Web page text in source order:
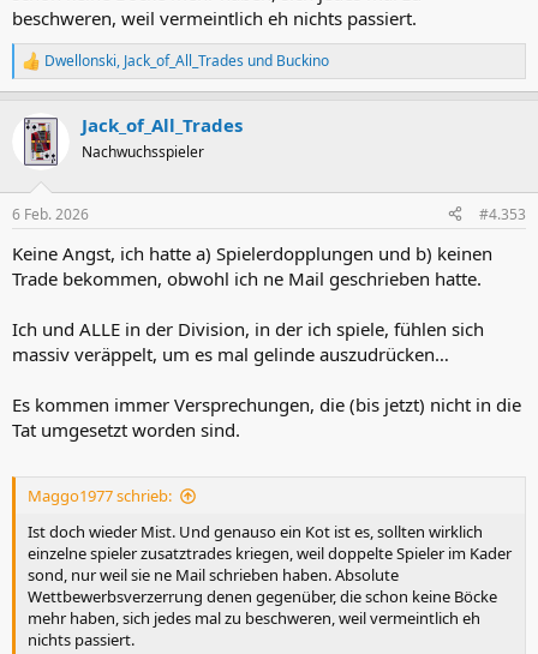
beschweren, weil vermeintlich eh nichts passiert.
R
e
k
e
:
Dwellonski, Jack_of_All_Trades und Buckino
Jack_of_All_Trades
Nachwuchsspieler
6 Feb. 2026 #4.353
Keine Angst, ich hatte a) Spielerdopplungen und b) keinen
Trade bekommen, obwohl ich ne Mail geschrieben hatte.
Ich und ALLE in der Division, in der ich spiele, fühlen sich
massiv veräppelt, um es mal gelinde auszudrücken…
Es kommen immer Versprechungen, die (bis jetzt) nicht in die
Tat umgesetzt worden sind.
Maggo1977 schrieb:
Ist doch wieder Mist. Und genauso ein Kot ist es, sollten wirklich
einzelne spieler zusatztrades kriegen, weil doppelte Spieler im Kader
sond, nur weil sie ne Mail schrieben haben. Absolute
Wettbewerbsverzerrung denen gegenüber, die schon keine Böcke
mehr haben, sich jedes mal zu beschweren, weil vermeintlich eh
nichts passiert.